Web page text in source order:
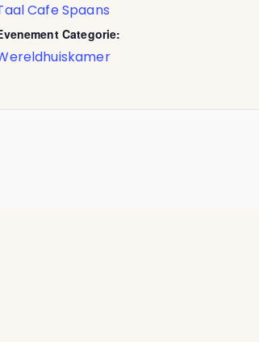
Cafe Spaans
Categorie: